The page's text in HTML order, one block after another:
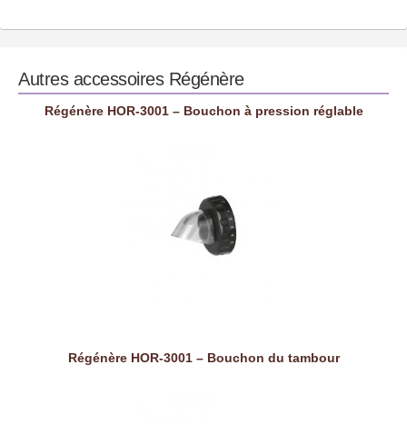
Autres accessoires Régénère
Régénère HOR-3001 – Bouchon à pression réglable
Régénère HOR-3001 – Bouchon du tambour